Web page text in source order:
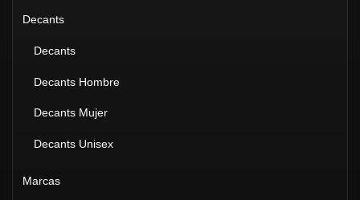
Decants
Decants
Decants Hombre
Decants Mujer
Decants Unisex
Marcas